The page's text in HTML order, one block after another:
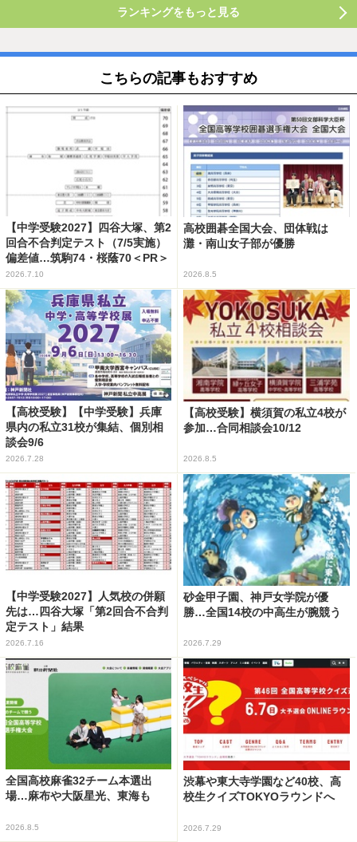
ランキングをもっと見る
こちらの記事もおすすめ
【中学受験2027】四谷大塚、第2
回合不合判定テスト（7/5実施）
偏差値…筑駒74・桜蔭70＜PR＞
2026.7.10
高校囲碁全国大会、団体戦は
灘・南山女子部が優勝
2026.8.5
【高校受験】【中学受験】兵庫
県内の私立31校が集結、個別相
談会9/6
2026.7.28
【高校受験】横須賀の私立4校が
参加…合同相談会10/12
2026.8.5
【中学受験2027】人気校の併願
先は…四谷大塚「第2回合不合判
定テスト」結果
2026.7.16
砂金甲子園、神戸女学院が優
勝…全国14校の中高生が腕競う
2026.7.29
全国高校麻雀32チーム本選出
場…麻布や大阪星光、東海も
2026.8.5
渋幕や東大寺学園など40校、高
校生クイズTOKYOラウンドへ
2026.7.29